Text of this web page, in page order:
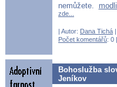
nemůžete.
zde...
| Autor: Dana Tichá
Počet komentářů: 0
Bohoslužba
Jeníkov